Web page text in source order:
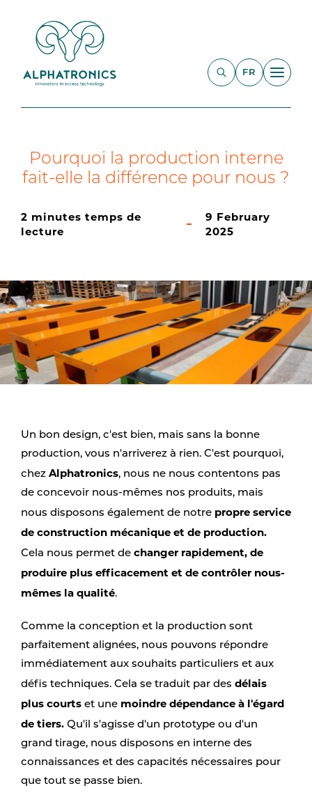
FR
Pourquoi la production interne
fait-elle la différence pour nous ?
2 minutes temps de
lecture
9 February
2025
Un bon design, c'est bien, mais sans la bonne
production, vous n'arriverez à rien. C'est pourquoi,
chez Alphatronics, nous ne nous contentons pas
de concevoir nous-mêmes nos produits, mais
nous disposons également de notre propre service
de construction mécanique et de production.
Cela nous permet de changer rapidement, de
produire plus efficacement et de contrôler nous-
mêmes la qualité.
Comme la conception et la production sont
parfaitement alignées, nous pouvons répondre
immédiatement aux souhaits particuliers et aux
défis techniques. Cela se traduit par des délais
plus courts et une moindre dépendance à l'égard
de tiers. Qu'il s'agisse d'un prototype ou d'un
grand tirage, nous disposons en interne des
connaissances et des capacités nécessaires pour
que tout se passe bien.